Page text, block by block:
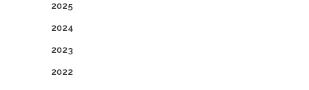
2025
2024
2023
2022